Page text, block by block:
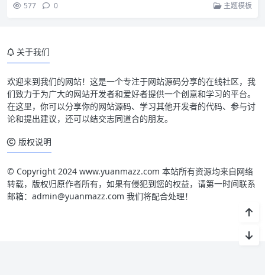
577 0 主题模板
关于我们
欢迎来到我们的网站！这是一个专注于网站源码分享的在线社区，我
们致力于为广大的网站开发者和爱好者提供一个创意和学习的平台。
在这里，你可以分享你的网站源码、学习其他开发者的代码、参与讨
论和提出建议，还可以结交志同道合的朋友。
版权说明
© Copyright 2024 www.yuanmazz.com 本站所有资源均来自网络
转载，版权归原作者所有，如果有侵犯到您的权益，请第一时间联系
邮箱：admin@yuanmazz.com 我们将配合处理！